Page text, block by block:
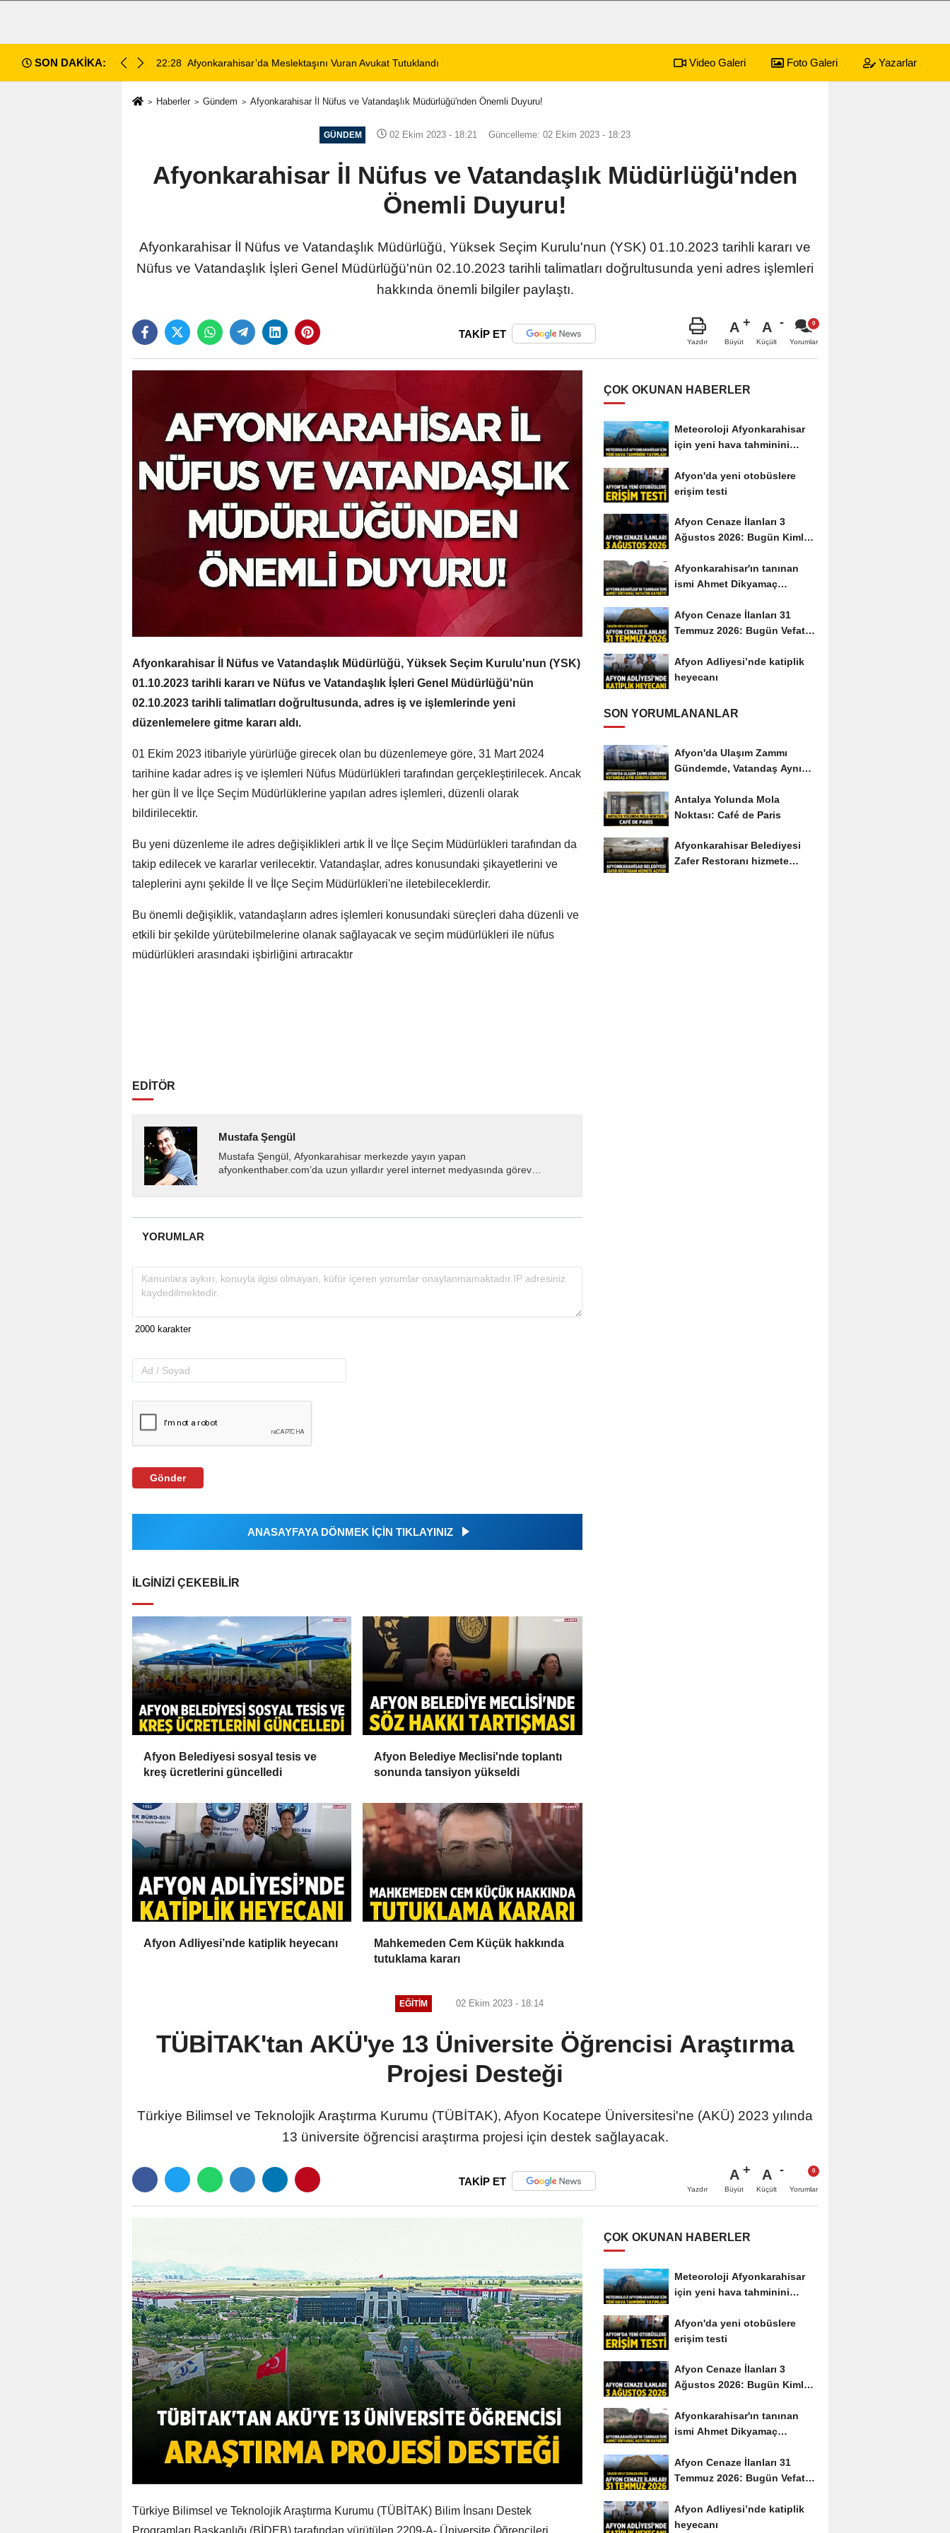
SON DAKİKA: 22:28 Afyonkarahisar’da Meslektaşını Vuran Avukat Tutuklandı Afyonkarahisar’da 2 Yaşındaki Çocuk Balkondan Düştü 11:39
Video Galeri Foto Galeri Yazarlar
Haberler Gündem Afyonkarahisar İl Nüfus ve Vatandaşlık Müdürlüğü'nden Önemli Duyuru!
GÜNDEM 02 Ekim 2023 - 18:21 Güncelleme: 02 Ekim 2023 - 18:23
Afyonkarahisar İl Nüfus ve Vatandaşlık Müdürlüğü'nden
Önemli Duyuru!
Afyonkarahisar İl Nüfus ve Vatandaşlık Müdürlüğü, Yüksek Seçim Kurulu'nun (YSK) 01.10.2023 tarihli kararı ve
Nüfus ve Vatandaşlık İşleri Genel Müdürlüğü'nün 02.10.2023 tarihli talimatları doğrultusunda yeni adres işlemleri
hakkında önemli bilgiler paylaştı.
TAKİP ET
Yazdır
A
Büyüt
A
Küçült Yorumlar
Afyonkarahisar İl Nüfus ve Vatandaşlık Müdürlüğü, Yüksek Seçim Kurulu'nun (YSK)
01.10.2023 tarihli kararı ve Nüfus ve Vatandaşlık İşleri Genel Müdürlüğü'nün
02.10.2023 tarihli talimatları doğrultusunda, adres iş ve işlemlerinde yeni
düzenlemelere gitme kararı aldı.
01 Ekim 2023 itibariyle yürürlüğe girecek olan bu düzenlemeye göre, 31 Mart 2024
tarihine kadar adres iş ve işlemleri Nüfus Müdürlükleri tarafından gerçekleştirilecek. Ancak
her gün İl ve İlçe Seçim Müdürlüklerine yapılan adres işlemleri, düzenli olarak
bildirilecektir.
Bu yeni düzenleme ile adres değişiklikleri artık İl ve İlçe Seçim Müdürlükleri tarafından da
takip edilecek ve kararlar verilecektir. Vatandaşlar, adres konusundaki şikayetlerini ve
taleplerini aynı şekilde İl ve İlçe Seçim Müdürlükleri'ne iletebileceklerdir.
Bu önemli değişiklik, vatandaşların adres işlemleri konusundaki süreçleri daha düzenli ve
etkili bir şekilde yürütebilmelerine olanak sağlayacak ve seçim müdürlükleri ile nüfus
müdürlükleri arasındaki işbirliğini artıracaktır
EDİTÖR
Mustafa Şengül
Mustafa Şengül, Afyonkarahisar merkezde yayın yapan
afyonkenthaber.com’da uzun yıllardır yerel internet medyasında görev
YORUMLAR
Gönder
ANASAYFAYA DÖNMEK İÇİN TIKLAYINIZ
İLGINIZI ÇEKEBILIR
Afyon Belediyesi sosyal tesis ve
kreş ücretlerini güncelledi
Afyon Belediye Meclisi'nde toplantı
sonunda tansiyon yükseldi
Afyon Adliyesi’nde katiplik heyecanı
Mahkemeden Cem Küçük hakkında
tutuklama kararı
ÇOK OKUNAN HABERLER
Meteoroloji Afyonkarahisar
için yeni hava tahminini
Afyon'da yeni otobüslere
erişim testi
Afyon Cenaze İlanları 3
Ağustos 2026: Bugün Kimler
Afyonkarahisar'ın tanınan
ismi Ahmet Dikyamaç
Afyon Cenaze İlanları 31
Temmuz 2026: Bugün Vefat
Afyon Adliyesi’nde katiplik
heyecanı
SON YORUMLANANLAR
Afyon'da Ulaşım Zammı
Gündemde, Vatandaş Aynı
Antalya Yolunda Mola
Noktası: Café de Paris
Afyonkarahisar Belediyesi
Zafer Restoranı hizmete
EĞITIM 02 Ekim 2023 - 18:14
TÜBİTAK'tan AKÜ'ye 13 Üniversite Öğrencisi Araştırma
Projesi Desteği
Türkiye Bilimsel ve Teknolojik Araştırma Kurumu (TÜBİTAK), Afyon Kocatepe Üniversitesi'ne (AKÜ) 2023 yılında
13 üniversite öğrencisi araştırma projesi için destek sağlayacak.
TAKİP ET
Yazdır
A
Büyüt
A
Küçült Yorumlar
Türkiye Bilimsel ve Teknolojik Araştırma Kurumu (TÜBİTAK) Bilim İnsanı Destek
ÇOK OKUNAN HABERLER
Meteoroloji Afyonkarahisar
için yeni hava tahminini
Afyon'da yeni otobüslere
erişim testi
Afyon Cenaze İlanları 3
Ağustos 2026: Bugün Kimler
Afyonkarahisar'ın tanınan
ismi Ahmet Dikyamaç
Afyon Cenaze İlanları 31
Temmuz 2026: Bugün Vefat
Afyon Adliyesi’nde katiplik
heyecanı